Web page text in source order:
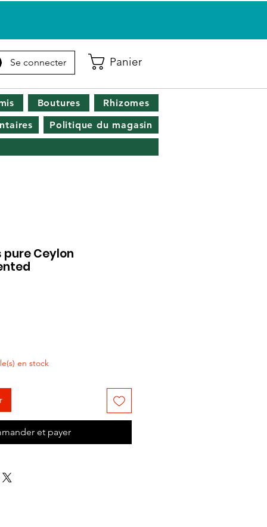
Se connecter Panier
Boutures
Rhizomes
Politique du magasin
pure Ceylon
en stock
et payer